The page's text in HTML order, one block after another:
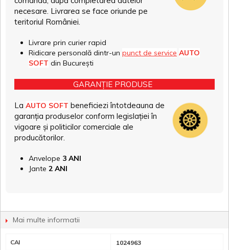
necesare. Livrarea se face oriunde pe
teritoriul României.
Livrare prin curier rapid
Ridicare personală dintr-un punct de service AUTO
SOFT din București
GARANȚIE PRODUSE
La AUTO SOFT beneficiezi întotdeauna de
garanția produselor conform legislației în
vigoare și politicilor comerciale ale
producătorilor.
Anvelope 3 ANI
Jante 2 ANI
Mai multe informatii
CAI 1024963